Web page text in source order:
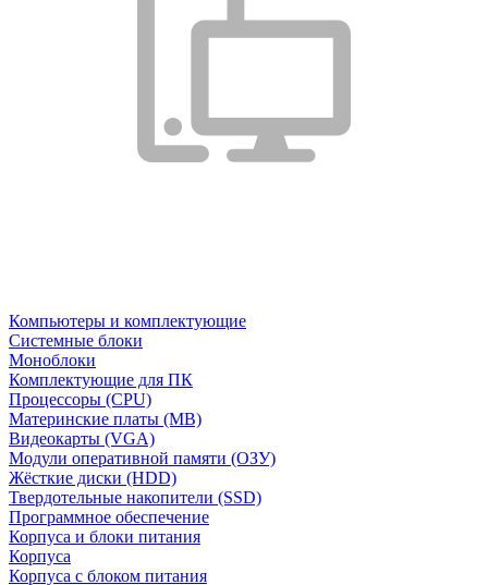
Компьютеры и комплектующие
Системные блоки
Моноблоки
Комплектующие для ПК
Процессоры (CPU)
Материнские платы (MB)
Видеокарты (VGA)
Модули оперативной памяти (ОЗУ)
Жёсткие диски (HDD)
Твердотельные накопители (SSD)
Программное обеспечение
Корпуса и блоки питания
Корпуса
Корпуса с блоком питания